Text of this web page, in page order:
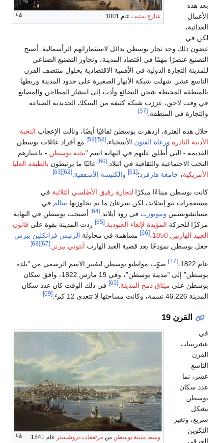
أصبح
الصناعي
منتصف القرن
المدينة وربطها
المطاحن والمصانع.
الصناعة
الإعجابالنخبة
عائلات بوسطن
بوسطن- باعتبارهم
يرتبطونبالطبقة العليا
[63]
في
سالمفي
بوسطن في النهاية
بقوة علىقانون
فرانكلين بيرس
بيرنز.
الرسمي من "بلدة
بوسطن" إلى "مدينة بوسطن"، وفي 19 مارس 1822، وافق سكان
كان عدد سكان